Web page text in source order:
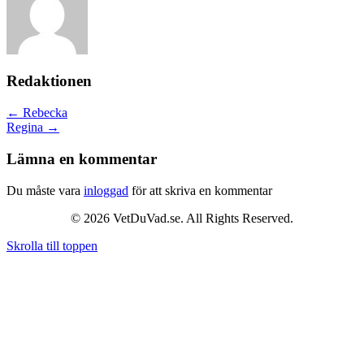
Redaktionen
Posts
navigation
← Rebecka
Regina →
Lämna en kommentar
Du måste vara inloggad för att skriva en kommentar
© 2026 VetDuVad.se. All Rights Reserved.
Skrolla till toppen